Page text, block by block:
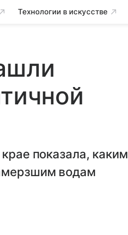
Технологии в искусстве
показала, каким
водам